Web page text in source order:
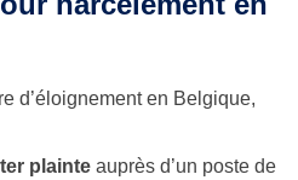
d’éloignement en Belgique,
plainte auprès d’un poste de